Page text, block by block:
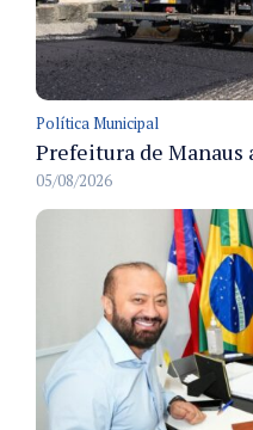
Política Municipal
05/08/2026